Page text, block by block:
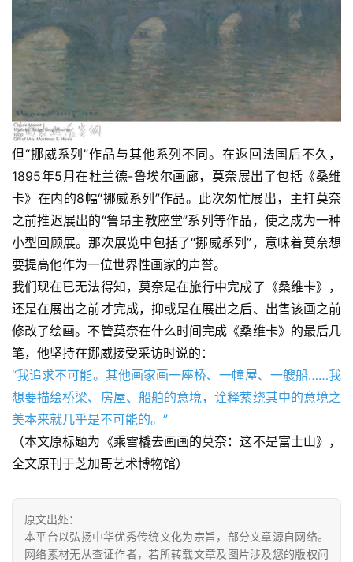
但“挪威系列”作品与其他系列不同。在返回法国后不久，
1895年5月在杜兰德-鲁埃尔画廊，莫奈展出了包括《桑维
卡》在内的8幅“挪威系列”作品。此次匆忙展出，主打莫奈
之前推迟展出的“鲁昂主教座堂”系列等作品，使之成为一种
小型回顾展。那次展览中包括了“挪威系列”，意味着莫奈想
要提高他作为一位世界性画家的声誉。
我们现在已无法得知，莫奈是在旅行中完成了《桑维卡》，
还是在展出之前才完成，抑或是在展出之后、出售该画之前
修改了绘画。不管莫奈在什么时间完成《桑维卡》的最后几
笔，他坚持在挪威接受采访时说的：
“我追求不可能。其他画家画一座桥、一幢屋、一艘船……我
想要描绘桥梁、房屋、船舶的意境，诠释萦绕其中的意境之
美本来就几乎是不可能的。”
（本文原标题为《乘雪橇去画画的莫奈：这不是富士山》，
全文原刊于芝加哥艺术博物馆）
原文出处：
本平台以弘扬中华优秀传统文化为宗旨，部分文章源自网络。
网络素材无从查证作者，若所转载文章及图片涉及您的版权问